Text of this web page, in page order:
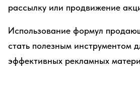
рассылку или продвижение
Использование формул
стать полезным инструментом
эффективных рекламных